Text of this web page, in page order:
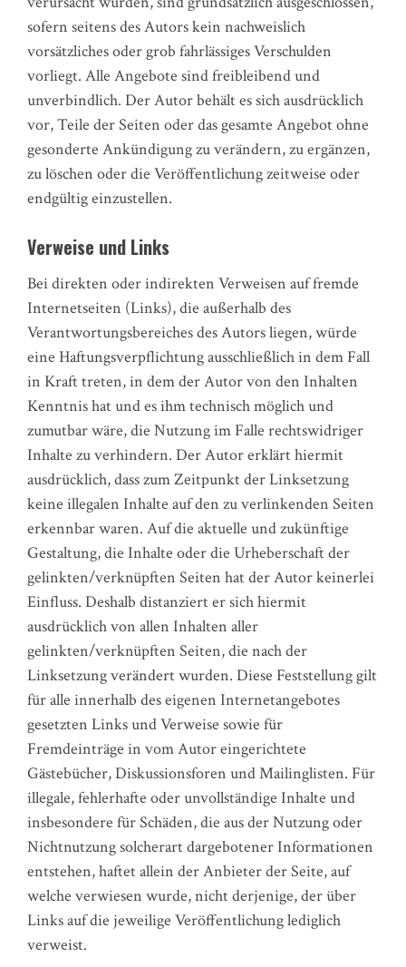
sofern seitens des Autors kein nachweislich
vorsätzliches oder grob fahrlässiges Verschulden
vorliegt. Alle Angebote sind freibleibend und
unverbindlich. Der Autor behält es sich ausdrücklich
vor, Teile der Seiten oder das gesamte Angebot ohne
gesonderte Ankündigung zu verändern, zu ergänzen,
zu löschen oder die Veröffentlichung zeitweise oder
endgültig einzustellen.
Verweise und Links
Bei direkten oder indirekten Verweisen auf fremde
Internetseiten (Links), die außerhalb des
Verantwortungsbereiches des Autors liegen, würde
eine Haftungsverpflichtung ausschließlich in dem Fall
in Kraft treten, in dem der Autor von den Inhalten
Kenntnis hat und es ihm technisch möglich und
zumutbar wäre, die Nutzung im Falle rechtswidriger
Inhalte zu verhindern. Der Autor erklärt hiermit
ausdrücklich, dass zum Zeitpunkt der Linksetzung
keine illegalen Inhalte auf den zu verlinkenden Seiten
erkennbar waren. Auf die aktuelle und zukünftige
Gestaltung, die Inhalte oder die Urheberschaft der
gelinkten/verknüpften Seiten hat der Autor keinerlei
Einfluss. Deshalb distanziert er sich hiermit
ausdrücklich von allen Inhalten aller
gelinkten/verknüpften Seiten, die nach der
Linksetzung verändert wurden. Diese Feststellung gilt
für alle innerhalb des eigenen Internetangebotes
gesetzten Links und Verweise sowie für
Fremdeinträge in vom Autor eingerichtete
Gästebücher, Diskussionsforen und Mailinglisten. Für
illegale, fehlerhafte oder unvollständige Inhalte und
insbesondere für Schäden, die aus der Nutzung oder
Nichtnutzung solcherart dargebotener Informationen
entstehen, haftet allein der Anbieter der Seite, auf
welche verwiesen wurde, nicht derjenige, der über
Links auf die jeweilige Veröffentlichung lediglich
verweist.